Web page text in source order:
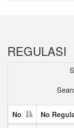
REGULASI
No No